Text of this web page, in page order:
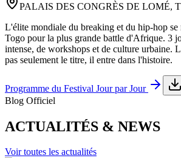
PALAIS DES CONGRÈS DE LOMÉ,
L'élite mondiale du breaking et du hip-hop se
Togo pour la plus grande battle d'Afrique. 3
intense, de workshops et de culture urbaine.
pas seulement le titre, il entre dans l'histoire.
Programme du Festival Jour par Jour
Blog Officiel
ACTUALITÉS & NEWS
Voir toutes les actualités